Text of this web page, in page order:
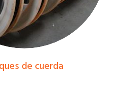
de cuerda